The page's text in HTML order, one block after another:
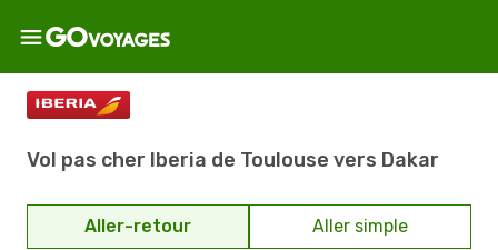
Vol pas cher Iberia de Toulouse vers Dakar
Aller-retour Aller simple